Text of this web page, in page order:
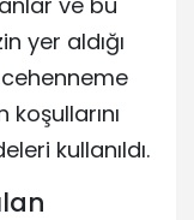
yer aldığı
kullanıldı.